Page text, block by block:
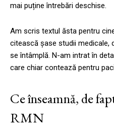
mai puține întrebări deschise.
Am scris textul ăsta pentru
citească șase studii medicale,
se întâmplă. N-am intrat în
care chiar contează pentru
Ce înseamnă, de
RMN